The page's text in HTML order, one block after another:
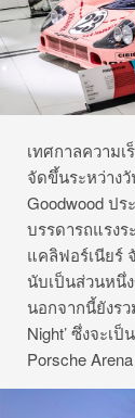
เทศกาลความเ
จัดขึ้นระหว่าง
Goodwood ป
บรรดารถแรงร
แคลิฟอร์เนียร์
นับเป็นส่วนหนึ่
นอกจากนี้ยังรว
Night’ ซึ่งจะเ
Porsche